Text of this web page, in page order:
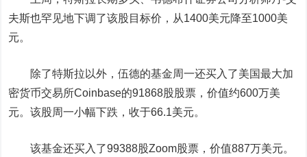
夫斯也罕见地下调了该股目标价，从1400美元降至1000美
元。
除了特斯拉以外，伍德的基金周一还买入了美国最大加
密货币交易所Coinbase的91868股股票，价值约600万美
元。该股周一小幅下跌，收于66.1美元。
该基金还买入了99388股Zoom股票，价值887万美元。